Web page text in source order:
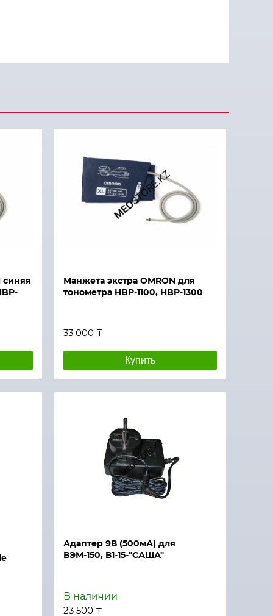
синяя
Манжета экстра OMRON для
тонометра HBP-1100, HBP-1300
33 000 ₸
Купить
Адаптер 9В (500мА) для
ВЭМ-150, В1-15-"САША"
В наличии
23 500 ₸